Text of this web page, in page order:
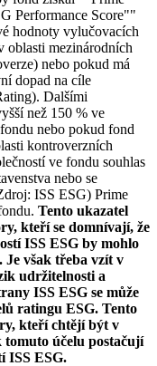
Performance Score""
hodnoty vylučovacích
mezinárodních
nebo pokud má
dopad na cíle
Dalšími
než 150 % ve
nebo pokud fond
kontroverzních
ve fondu souhlas
nebo se
ISS ESG) Prime
Tento ukazatel
kteří se domnívají, že
ISS ESG by mohlo
však třeba vzít v
udržitelnosti a
ISS ESG se může
ratingu ESG. Tento
kteří chtějí být v
tomuto účelu postačují
ISS ESG.